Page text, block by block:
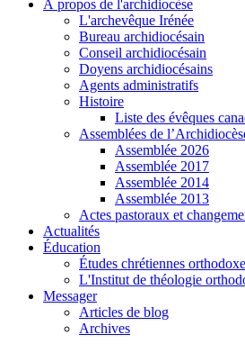
À propos de l'archidiocèse
L'archevêque Irénée
Bureau archidiocésain
Conseil archidiocésain
Doyens archidiocésains
Agents administratifs
Histoire
Liste des évêques
Assemblées de
Assemblée 2026
Assemblée 2017
Assemblée 2014
Assemblée 2013
Actes pastoraux et
Actualités
Éducation
Études chrétiennes
L'Institut de théologie
Messager
Articles de blog
Archives